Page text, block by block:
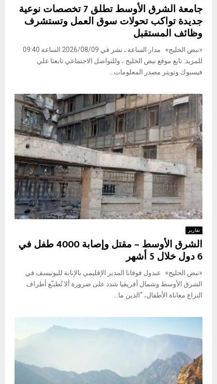
جامعة الشرق الأوسط تطلق 7 تخصصات نوعية
جديدة تواكب تحولات سوق العمل وتستشرف
وظائف المستقبل
«نبض الخليج» مدار الساعة ـ نشر في 2026/08/09 الساعة 09:40
للمزيد: تابع موقع نبض الخليج ، وللتواصل الاجتماعي تابعنا علي
فيسبوك وتويتر مصدر المعلومات...
تقارير
الشرق الأوسط – مقتل وإصابة 4000 طفل في
6 دول خلال 5 أشهر
«نبض الخليج» عبدول فوفانا المدير الإقليمي بالإنابة لليونيسف في
الشرق الأوسط وشمال أفريقيا شدد على ضرورة ألا تُطبـّع أطراف
النزاع معاناة الأطفال، “الذين ما...